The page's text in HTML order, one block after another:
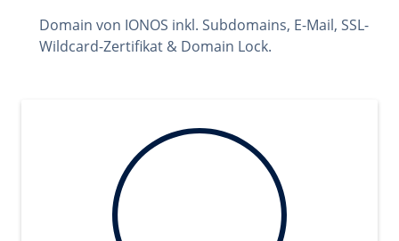
Domain von IONOS inkl. Subdomains, E-Mail, SSL-
Wildcard-Zertifikat & Domain Lock.